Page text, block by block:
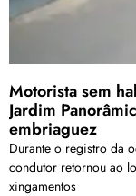
Motorista sem
Jardim
embriaguez
Durante o registro da
condutor retornou ao
xingamentos